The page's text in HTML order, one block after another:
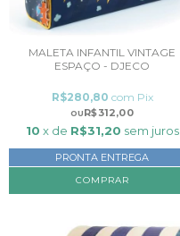
MALETA INFANTIL VINTAGE
ESPAÇO - DJECO
R$312,00
R$280,80 com Pix
10 x de R$31,20 sem juros
PRONTA ENTREGA